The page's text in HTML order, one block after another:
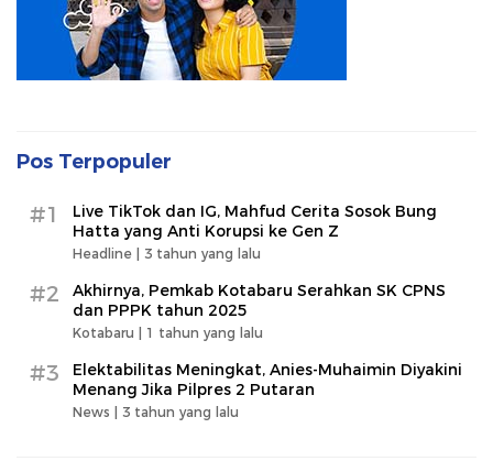
Pos Terpopuler
#1
Live TikTok dan IG, Mahfud Cerita Sosok Bung
Hatta yang Anti Korupsi ke Gen Z
Headline | 3 tahun yang lalu
#2
Akhirnya, Pemkab Kotabaru Serahkan SK CPNS
dan PPPK tahun 2025
Kotabaru | 1 tahun yang lalu
#3
Elektabilitas Meningkat, Anies-Muhaimin Diyakini
Menang Jika Pilpres 2 Putaran
News | 3 tahun yang lalu